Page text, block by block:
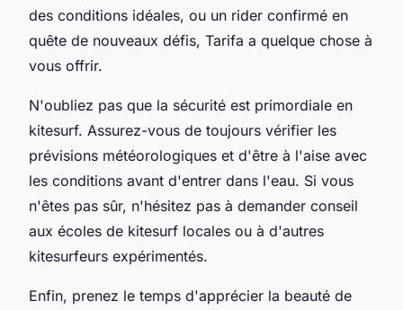
des conditions idéales, ou un rider confirmé en
quête de nouveaux défis, Tarifa a quelque chose à
vous offrir.
N'oubliez pas que la sécurité est primordiale en
kitesurf. Assurez-vous de toujours vérifier les
prévisions météorologiques et d'être à l'aise avec
les conditions avant d'entrer dans l'eau. Si vous
n'êtes pas sûr, n'hésitez pas à demander conseil
aux écoles de kitesurf locales ou à d'autres
kitesurfeurs expérimentés.
Enfin, prenez le temps d'apprécier la beauté de